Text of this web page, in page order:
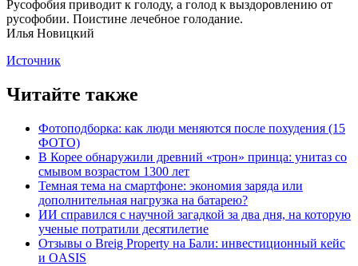
Русофобия приводит к голоду, а голод к выздоровлению от
русофобии. Поистине лечебное голодание.
Илья Новицкий
Источник
Читайте также
Фотоподборка: как люди меняются после похудения (15
ФОТО)
В Корее обнаружили древний «трон» принца: унитаз со
смывом возрастом 1300 лет
Темная тема на смартфоне: экономия заряда или
дополнительная нагрузка на батарею?
ИИ справился с научной загадкой за два дня, на которую
ученые потратили десятилетие
Отзывы о Breig Property на Бали: инвестиционный кейс
и OASIS